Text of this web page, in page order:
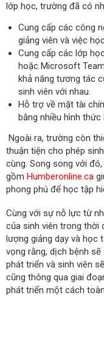
lớp học, trường đã có
Cung cấp các công
giảng viên và việc
Cung cấp các lớp
hoặc Microsoft
khả năng tương tác
sinh viên với nhau.
Hỗ trợ về mặt tài
bằng nhiều hình thức
Ngoài ra, trường còn
thuận tiện cho phép
cùng. Song song với
gồm Humberonline.ca
phong phú để học tập
Cùng với sự nỗ lực từ
của sinh viên trong thời
lượng giảng dạy và học
vọng rằng, dịch bệnh
phát triển và sinh viên
cũng thông qua giai
phát triển một cách